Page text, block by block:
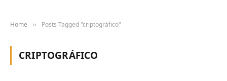
Home » Posts Tagged "criptográfico"
CRIPTOGRÁFICO